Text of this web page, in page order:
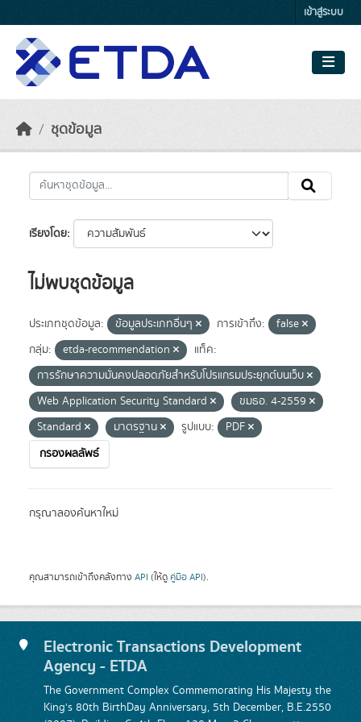
เข้าสู่ระบบ
ชุดข้อมูล
เรียงโดย
ไม่พบชุดข้อมูล
ประเภทชุดข้อมูล: ข้อมูลประเภทอื่นๆ การเข้าถึง:
false
กลุ่ม:
etda-recommendation
แท็ค:
การรักษาความมั่นคงปลอดภัยสำหรับโปรแกรมประยุกต์บนเว็บ
Web Application Security Standard
ขมธอ. 4-2559
Standard
มาตรฐาน รูปแบบ:
PDF
กรองผลลัพธ์
กรุณาลองค้นหาใหม่
คุณสามารถเข้าถึงคลังทาง API (ให้ดู คู่มือ API).
Electronic Transactions Development
Agency - ETDA
The Government Complex Commemorating His Majesty the
King's 80th BirthDay Anniversary, 5th December, B.E.2550